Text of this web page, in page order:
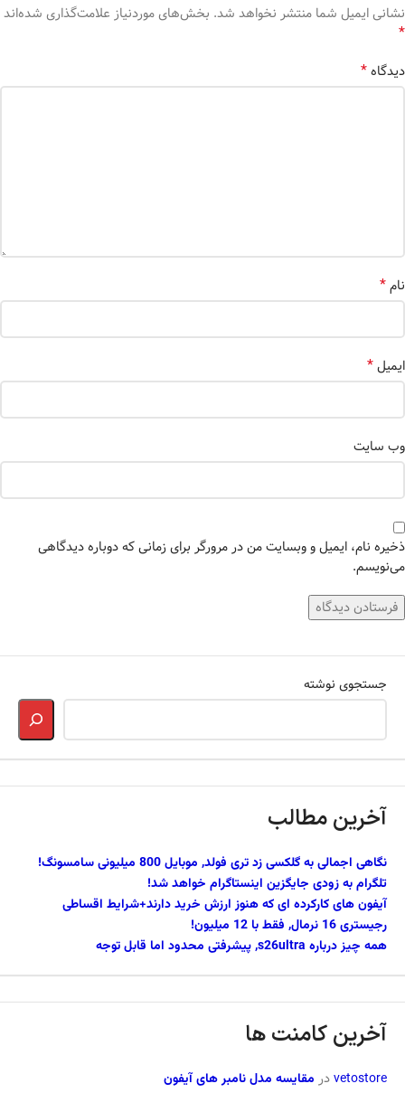
نشانی ایمیل شما منتشر نخواهد شد. بخش‌های موردنیاز علامت‌گذاری شده‌اند
*
دیدگاه*
نام*
ایمیل*
وب‌ سایت
ذخیره نام، ایمیل و وبسایت من در مرورگر برای زمانی که دوباره دیدگاهی
می‌نویسم.
جستجوی نوشته
آخرین مطالب
نگاهی اجمالی به گلکسی زد تری فولد, موبایل 800 میلیونی سامسونگ!
تلگرام به زودی جایگزین اینستاگرام خواهد شد!
آیفون های کارکرده ای که هنوز ارزش خرید دارند+شرایط اقساطی
رجیستری 16 نرمال, فقط با 12 میلیون!
همه چیز درباره s26ultra, پیشرفتی محدود اما قابل توجه
آخرین کامنت ها
vetostoreدر مقایسه مدل نامبر های آیفون